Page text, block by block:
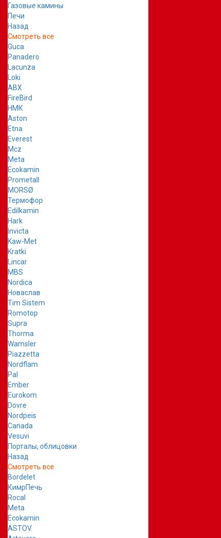
Газовые камины
Печи
Назад
Смотреть все
Guca
Panadero
Lacunza
Loki
ABX
FireBird
НМК
Aston
Etna
Everest
Mcz
Meta
Ecokamin
Prometall
MORSØ
Термофор
Edilkamin
Hark
Invicta
Kaw-Met
Kratki
Lincar
MBS
Nordica
Новаслав
Tim Sistem
Romotop
Supra
Thorma
Wamsler
Piazzetta
Nordflam
Pal
Ember
Eurokom
Dovre
Nordpeis
Canada
Vesuvi
Порталы, облицовки
Назад
Смотреть все
Bordelet
КимрПечь
Rocal
Meta
Ecokamin
ASTOV